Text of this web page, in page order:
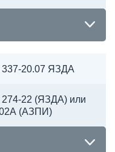
337-20.07 ЯЗДА
274-22 (ЯЗДА) или
(АЗПИ)